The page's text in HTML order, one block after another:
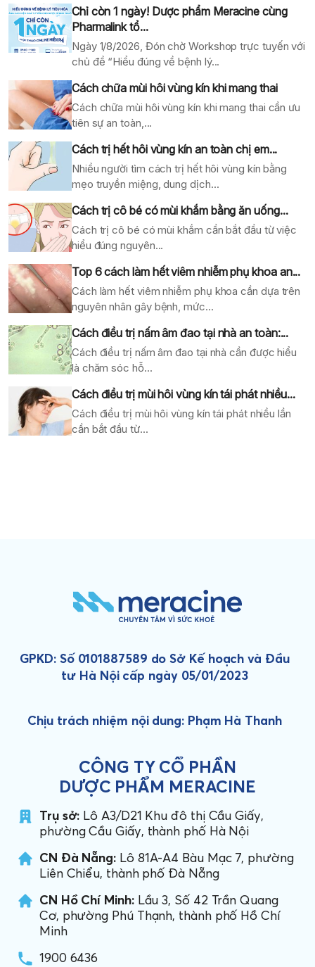
Chỉ còn 1 ngày! Dược phẩm Meracine cùng
Pharmalink tổ...
Ngày 1/8/2026, Đón chờ Workshop trực tuyến với
chủ đề “Hiểu đúng về bệnh lý...
Cách chữa mùi hôi vùng kín khi mang thai
Cách chữa mùi hôi vùng kín khi mang thai cần ưu
tiên sự an toàn,...
Cách trị hết hôi vùng kín an toàn chị em...
Nhiều người tìm cách trị hết hôi vùng kín bằng
mẹo truyền miệng, dung dịch...
Cách trị cô bé có mùi khắm bằng ăn uống...
Cách trị cô bé có mùi khắm cần bắt đầu từ việc
hiểu đúng nguyên...
Top 6 cách làm hết viêm nhiễm phụ khoa an...
Cách làm hết viêm nhiễm phụ khoa cần dựa trên
nguyên nhân gây bệnh, mức...
Cách điều trị nấm âm đao tại nhà an toàn:...
Cách điều trị nấm âm đao tại nhà cần được hiểu
là chăm sóc hỗ...
Cách điều trị mùi hôi vùng kín tái phát nhiều...
Cách điều trị mùi hôi vùng kín tái phát nhiều lần
cần bắt đầu từ...
GPKD: Số 0101887589 do Sở Kế hoạch và Đầu
tư Hà Nội cấp ngày 05/01/2023
Chịu trách nhiệm nội dung: Phạm Hà Thanh
CÔNG TY CỔ PHẦN
DƯỢC PHẨM MERACINE
Trụ sở: Lô A3/D21 Khu đô thị Cầu Giấy,
phường Cầu Giấy, thành phố Hà Nội
CN Đà Nẵng: Lô 81A-A4 Bàu Mạc 7, phường
Liên Chiểu, thành phố Đà Nẵng
CN Hồ Chí Minh:Lầu 3, Số 42 Trần Quang
Cơ, phường Phú Thạnh, thành phố Hồ Chí
Minh
1900 6436